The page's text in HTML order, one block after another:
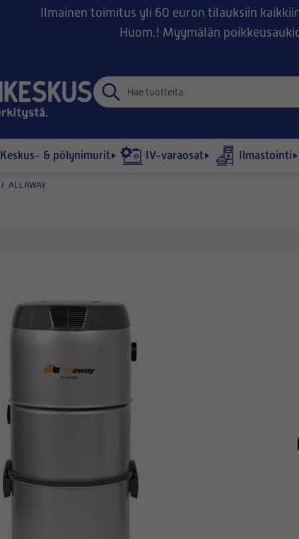
Ilmainen toimitus yli 60 euron tilauksiin
Huom.! Myymälän
Keskus- & pölynimurit IV-varaosat Ilmastointi
/ ALLAWAY